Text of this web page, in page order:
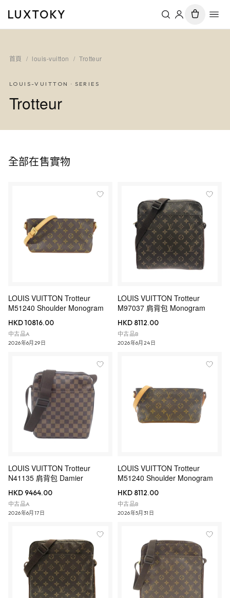
LUXTOKY
首頁 / louis-vuitton / Trotteur
LOUIS-VUITTON · SERIES
Trotteur
全部在售實物
LOUIS VUITTON Trotteur
M51240 Shoulder Monogram
HKD 10816.00
中古品A
2026年6月29日
LOUIS VUITTON Trotteur
M97037 肩背包 Monogram
HKD 8112.00
中古品B
2026年6月24日
LOUIS VUITTON Trotteur
N41135 肩背包 Damier
HKD 9464.00
中古品A
2026年6月17日
LOUIS VUITTON Trotteur
M51240 Shoulder Monogram
HKD 8112.00
中古品B
2026年5月31日